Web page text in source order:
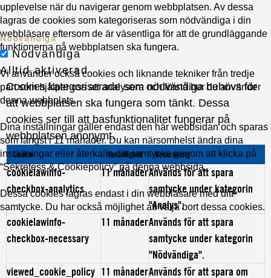
upplevelse när du navigerar genom webbplatsen. Av dessa
lagras de cookies som kategoriseras som nödvändiga i din
webbläsare eftersom de är väsentliga för att de grundläggande
funktionerna på webbplatsen ska fungera.
Vi använder också cookies och liknande tekniker från tredje
part som hjälper oss att analysera och förstå hur du använder
denna webbplats.
Dina inställningar gäller endast den här webbsidan och sparas
som längst i 11 månader. Du kan närsomhelst ändra dina
inställningar eller återkalla ditt samtycke genom att klicka på
“Sekretess & Cookiepolicy” på denna webbsida.
Dessa cookies lagras endast i din webbläsare med ditt
samtycke. Du har också möjlighet att välja bort dessa cookies.
Nödvändiga
Nödvändiga
Alltid aktiverad
Cookies kategoriserade som nödvändiga behövs för
att webbplatsen ska fungera som tänkt. Dessa
cookies ser till att basfunktionalitet fungerar på
webbplatsen anonymt.
Cookie Varaktighet Beskrivning
cookielawinfo-
checkbox-analytics
11 månaderAnvänds för att spara
samtycke under kategorin
"Analys".
cookielawinfo-
checkbox-necessary
11 månaderAnvänds för att spara
samtycke under kategorin
"Nödvändiga".
viewed_cookie_policy 11 månaderAnvänds för att spara om